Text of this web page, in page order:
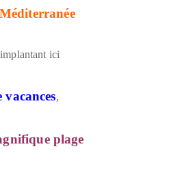
ici
vacances,
plage